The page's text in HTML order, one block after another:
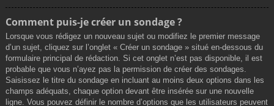
Comment puis-je créer un sondage ?
Lorsque vous rédigez un nouveau sujet ou modifiez le premier message
d’un sujet, cliquez sur l’onglet « Créer un sondage » situé en-dessous du
formulaire principal de rédaction. Si cet onglet n’est pas disponible, il est
probable que vous n’ayez pas la permission de créer des sondages.
Saisissez le titre du sondage en incluant au moins deux options dans les
champs adéquats, chaque option devant être insérée sur une nouvelle
ligne. Vous pouvez définir le nombre d’options que les utilisateurs peuvent